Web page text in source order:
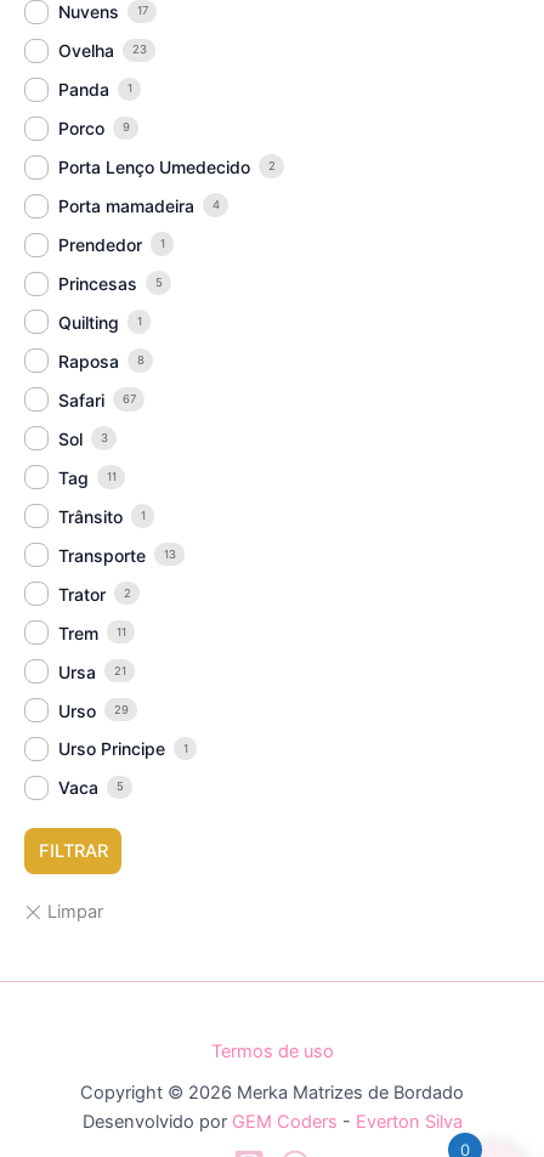
Nuvens 17
Ovelha 23
Panda 1
Porco 9
Porta Lenço Umedecido 2
Porta mamadeira 4
Prendedor 1
Princesas 5
Quilting 1
Raposa 8
Safari 67
Sol 3
Tag 11
Trânsito 1
Transporte 13
Trator 2
Trem 11
Ursa 21
Urso 29
Urso Principe 1
Vaca 5
FILTRAR
Termos de uso
Copyright © 2026 Merka Matrizes de Bordado
Desenvolvido por GEM Coders - Everton Silva
0